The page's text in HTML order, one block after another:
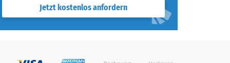
Jetzt kostenlos anfordern